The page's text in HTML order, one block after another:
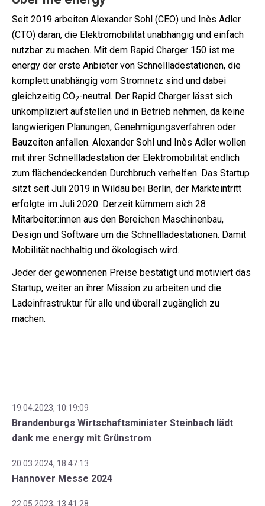
Seit 2019 arbeiten Alexander Sohl (CEO) und Inès Adler
(CTO) daran, die Elektromobilität unabhängig und einfach
nutzbar zu machen. Mit dem Rapid Charger 150 ist me
energy der erste Anbieter von Schnellladestationen, die
komplett unabhängig vom Stromnetz sind und dabei
gleichzeitig CO2-neutral. Der Rapid Charger lässt sich
unkompliziert aufstellen und in Betrieb nehmen, da keine
langwierigen Planungen, Genehmigungsverfahren oder
Bauzeiten anfallen. Alexander Sohl und Inès Adler wollen
mit ihrer Schnellladestation der Elektromobilität endlich
zum flächendeckenden Durchbruch verhelfen. Das Startup
sitzt seit Juli 2019 in Wildau bei Berlin, der Markteintritt
erfolgte im Juli 2020. Derzeit kümmern sich 28
Mitarbeiter:innen aus den Bereichen Maschinenbau,
Design und Software um die Schnellladestationen. Damit
Mobilität nachhaltig und ökologisch wird.
Jeder der gewonnenen Preise bestätigt und motiviert das
Startup, weiter an ihrer Mission zu arbeiten und die
Ladeinfrastruktur für alle und überall zugänglich zu
machen.
19.04.2023, 10:19:09
Brandenburgs Wirtschaftsminister Steinbach lädt
dank me energy mit Grünstrom
20.03.2024, 18:47:13
Hannover Messe 2024
22.05.2023, 13:41:28